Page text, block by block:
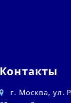
Контакты
г. Москва, ул.